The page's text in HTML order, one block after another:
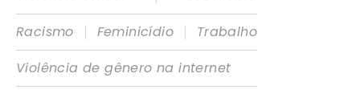
Racismo
| Feminicídio |
Trabalho
Violência de gênero na internet